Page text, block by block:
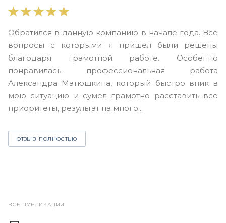
Обратился в данную компанию в начале года. Все
вопросы с которыми я пришел были решены
благодаря грамотной работе. Особенно
понравилась профессиональная работа
Александра Матюшкина, который быстро вник в
мою ситуацию и сумел грамотно расставить все
приоритеты, результат на много...
ОТЗЫВ ПОЛНОСТЬЮ
ВСЕ ПУБЛИКАЦИИ